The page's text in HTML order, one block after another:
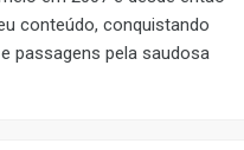
conteúdo, conquistando
passagens pela saudosa